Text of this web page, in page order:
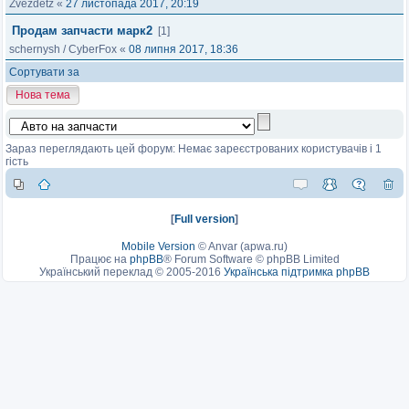
Zvezdetz « 27 листопада 2017, 20:19
Продам запчасти марк2 [1]
schernysh /CyberFox « 08 липня 2017, 18:36
Сортувати за
Нова тема
Зараз переглядають цей форум: Немає зареєстрованих користувачів і 1
гість
[Full version]
Mobile Version ©Anvar (apwa.ru)
Працює на phpBB® Forum Software © phpBB Limited
Український переклад © 2005-2016 Українська підтримка phpBB